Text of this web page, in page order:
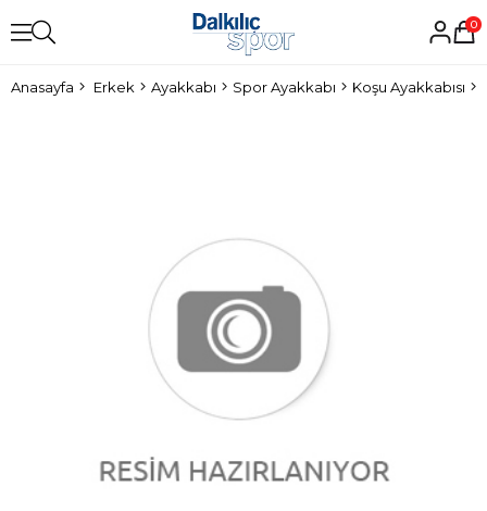
0
Anasayfa Erkek Ayakkabı Spor Ayakkabı Koşu Ayakkabısı